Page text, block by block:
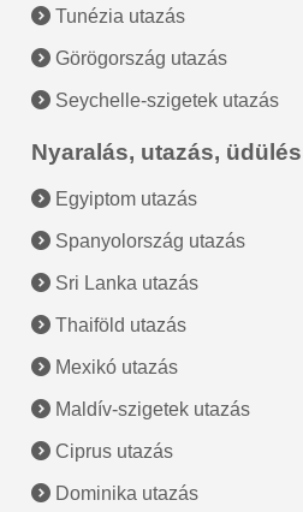
Tunézia utazás
Görögország utazás
Seychelle-szigetek utazás
Nyaralás, utazás, üdülés
Egyiptom utazás
Spanyolország utazás
Sri Lanka utazás
Thaiföld utazás
Mexikó utazás
Maldív-szigetek utazás
Ciprus utazás
Dominika utazás